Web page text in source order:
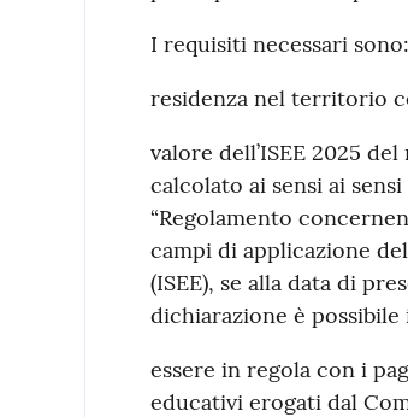
I requisiti necessari sono:
residenza nel territorio
valore dell’ISEE 2025
calcolato ai sensi ai
“Regolamento
campi di applicazione
(ISEE), se alla data di
dichiarazione è
essere in regola con i
educativi erogati dal